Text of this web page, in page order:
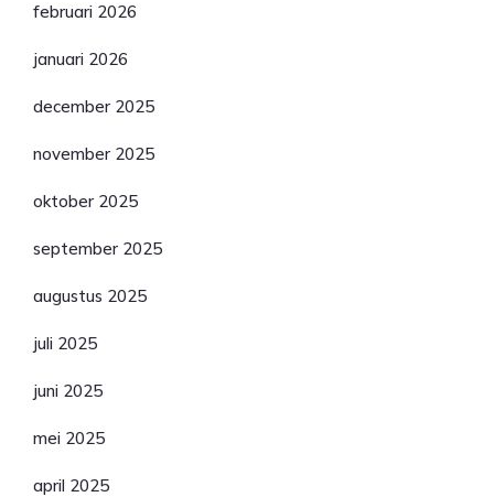
februari 2026
januari 2026
december 2025
november 2025
oktober 2025
september 2025
augustus 2025
juli 2025
juni 2025
mei 2025
april 2025